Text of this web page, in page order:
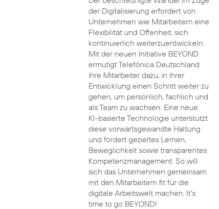
der Digitalisierung erfordert von
Unternehmen wie Mitarbeitern eine
Flexibilität und Offenheit, sich
kontinuierlich weiterzuentwickeln.
Mit der neuen Initiative BEYOND
ermutigt Telefónica Deutschland
ihre Mitarbeiter dazu, in ihrer
Entwicklung einen Schritt weiter zu
gehen, um persönlich, fachlich und
als Team zu wachsen. Eine neue
KI-basierte Technologie unterstützt
diese vorwärtsgewandte Haltung
und fördert gezieltes Lernen,
Beweglichkeit sowie transparentes
Kompetenzmanagement. So will
sich das Unternehmen gemeinsam
mit den Mitarbeitern fit für die
digitale Arbeitswelt machen. It’s
time to go BEYOND!